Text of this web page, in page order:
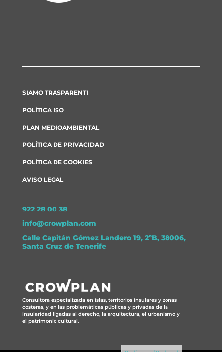
SIAMO TRASPARENTI
POLÍTICA ISO
PLAN MEDIOAMBIENTAL
POLÍTICA DE PRIVACIDAD
POLÍTICA DE COOKIES
AVISO LEGAL
922 28 00 38
info@crowplan.com
Calle Capitán Gómez Landero 19, 2ºB, 38006,
Santa Cruz de Tenerife
Consultora especializada en islas, territorios insulares y zonas
costeras, y en las problemáticas públicas y privadas de la
insularidad ligadas al derecho, la arquitectura, el urbanismo y
el patrimonio cultural.